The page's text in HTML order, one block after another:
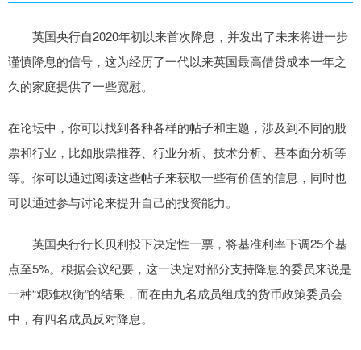
英国央行自2020年初以来首次降息，并发出了未来将进一步
谨慎降息的信号，这为经历了一代以来英国最高借贷成本一年之
久的家庭提供了一些宽慰。
在论坛中，你可以找到各种各样的帖子和主题，涉及到不同的股
票和行业，比如股票推荐、行业分析、技术分析、基本面分析等
等。你可以通过阅读这些帖子来获取一些有价值的信息，同时也
可以通过参与讨论来提升自己的投资能力。
英国央行行长贝利投下决定性一票，将基准利率下调25个基
点至5%。根据会议纪要，这一决定对部分支持降息的委员来说是
一种“艰难权衡”的结果，而在由九名成员组成的货币政策委员会
中，有四名成员反对降息。